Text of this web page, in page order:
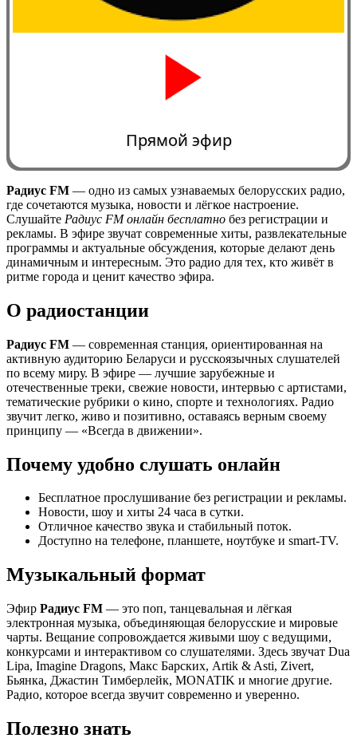
0:00
Прямой эфир
Радиус FM — одно из самых узнаваемых белорусских радио,
где сочетаются музыка, новости и лёгкое настроение.
Слушайте Радиус FM онлайн бесплатно без регистрации и
рекламы. В эфире звучат современные хиты, развлекательные
программы и актуальные обсуждения, которые делают день
динамичным и интересным. Это радио для тех, кто живёт в
ритме города и ценит качество эфира.
О радиостанции
Радиус FM — современная станция, ориентированная на
активную аудиторию Беларуси и русскоязычных слушателей
по всему миру. В эфире — лучшие зарубежные и
отечественные треки, свежие новости, интервью с артистами,
тематические рубрики о кино, спорте и технологиях. Радио
звучит легко, живо и позитивно, оставаясь верным своему
принципу — «Всегда в движении».
Почему удобно слушать онлайн
Бесплатное прослушивание без регистрации и рекламы.
Новости, шоу и хиты 24 часа в сутки.
Отличное качество звука и стабильный поток.
Доступно на телефоне, планшете, ноутбуке и smart-TV.
Музыкальный формат
Эфир Радиус FM — это поп, танцевальная и лёгкая
электронная музыка, объединяющая белорусские и мировые
чарты. Вещание сопровождается живыми шоу с ведущими,
конкурсами и интерактивом со слушателями. Здесь звучат Dua
Lipa, Imagine Dragons, Макс Барских, Artik & Asti, Zivert,
Бьянка, Джастин Тимберлейк, MONATIK и многие другие.
Радио, которое всегда звучит современно и уверенно.
Полезно знать